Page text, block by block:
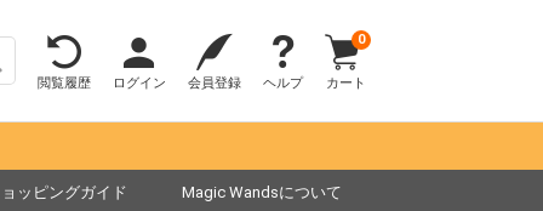
閲覧履歴 ログイン 会員登録 ヘルプ カート
0
ッピングガイド Magic Wandsについて